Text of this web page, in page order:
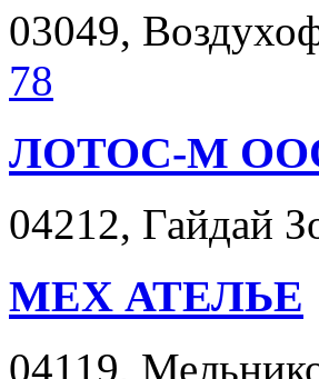
03049,
78
ЛОТОС-М
04212, Гайдай
МЕХ АТЕЛЬЕ
04119,